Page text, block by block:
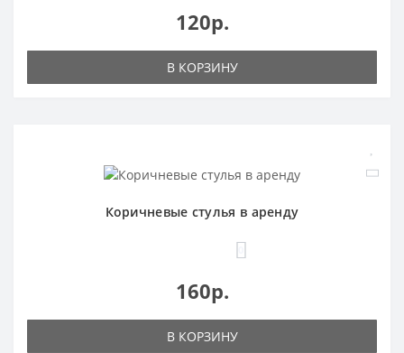
120р.
В КОРЗИНУ
Коричневые стулья в аренду
160р.
В КОРЗИНУ